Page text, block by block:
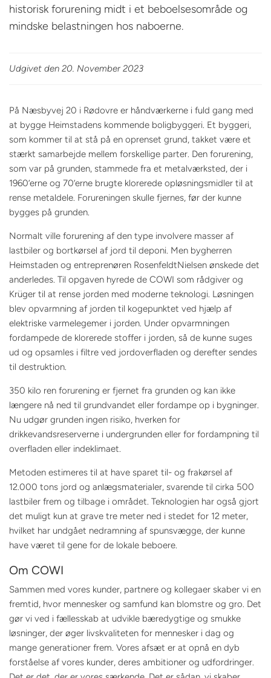
historisk forurening midt i et beboelsesområde og
mindske belastningen hos naboerne.
Udgivet den 20. November 2023
På Næsbyvej 20 i Rødovre er håndværkerne i fuld gang med
at bygge Heimstadens kommende boligbyggeri. Et byggeri,
som kommer til at stå på en oprenset grund, takket være et
stærkt samarbejde mellem forskellige parter. Den forurening,
som var på grunden, stammede fra et metalværksted, der i
1960’erne og 70’erne brugte klorerede opløsningsmidler til at
rense metaldele. Forureningen skulle fjernes, før der kunne
bygges på grunden.
Normalt ville forurening af den type involvere masser af
lastbiler og bortkørsel af jord til deponi. Men bygherren
Heimstaden og entreprenøren RosenfeldtNielsen ønskede det
anderledes. Til opgaven hyrede de COWI som rådgiver og
Krüger til at rense jorden med moderne teknologi. Løsningen
blev opvarmning af jorden til kogepunktet ved hjælp af
elektriske varmelegemer i jorden. Under opvarmningen
fordampede de klorerede stoffer i jorden, så de kunne suges
ud og opsamles i filtre ved jordoverfladen og derefter sendes
til destruktion.
350 kilo ren forurening er fjernet fra grunden og kan ikke
længere nå ned til grundvandet eller fordampe op i bygninger.
Nu udgør grunden ingen risiko, hverken for
drikkevandsreserverne i undergrunden eller for fordampning til
overfladen eller indeklimaet.
Metoden estimeres til at have sparet til- og frakørsel af
12.000 tons jord og anlægsmaterialer, svarende til cirka 500
lastbiler frem og tilbage i området. Teknologien har også gjort
det muligt kun at grave tre meter ned i stedet for 12 meter,
hvilket har undgået nedramning af spunsvægge, der kunne
have været til gene for de lokale beboere.
Om COWI
Sammen med vores kunder, partnere og kollegaer skaber vi en
fremtid, hvor mennesker og samfund kan blomstre og gro. Det
gør vi ved i fællesskab at udvikle bæredygtige og smukke
løsninger, der øger livskvaliteten for mennesker i dag og
mange generationer frem. Vores afsæt er at opnå en dyb
forståelse af vores kunder, deres ambitioner og udfordringer.